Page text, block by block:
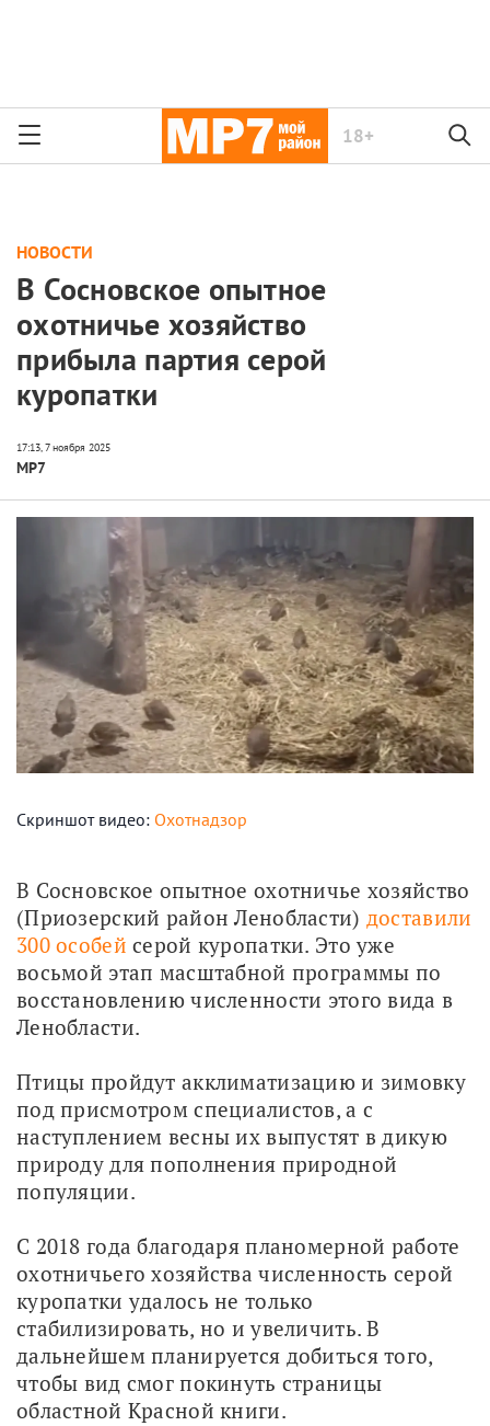
18+
НОВОСТИ
В Сосновское опытное
охотничье хозяйство
прибыла партия серой
куропатки
МР7
Скриншот видео: Охотнадзор
В Сосновское опытное охотничье хозяйство
(Приозерский район Ленобласти) доставили
300 особей серой куропатки. Это уже
восьмой этап масштабной программы по
восстановлению численности этого вида в
Ленобласти.
Птицы пройдут акклиматизацию и зимовку
под присмотром специалистов, а с
наступлением весны их выпустят в дикую
природу для пополнения природной
популяции.
С 2018 года благодаря планомерной работе
охотничьего хозяйства численность серой
куропатки удалось не только
стабилизировать, но и увеличить. В
дальнейшем планируется добиться того,
чтобы вид смог покинуть страницы
областной Красной книги.